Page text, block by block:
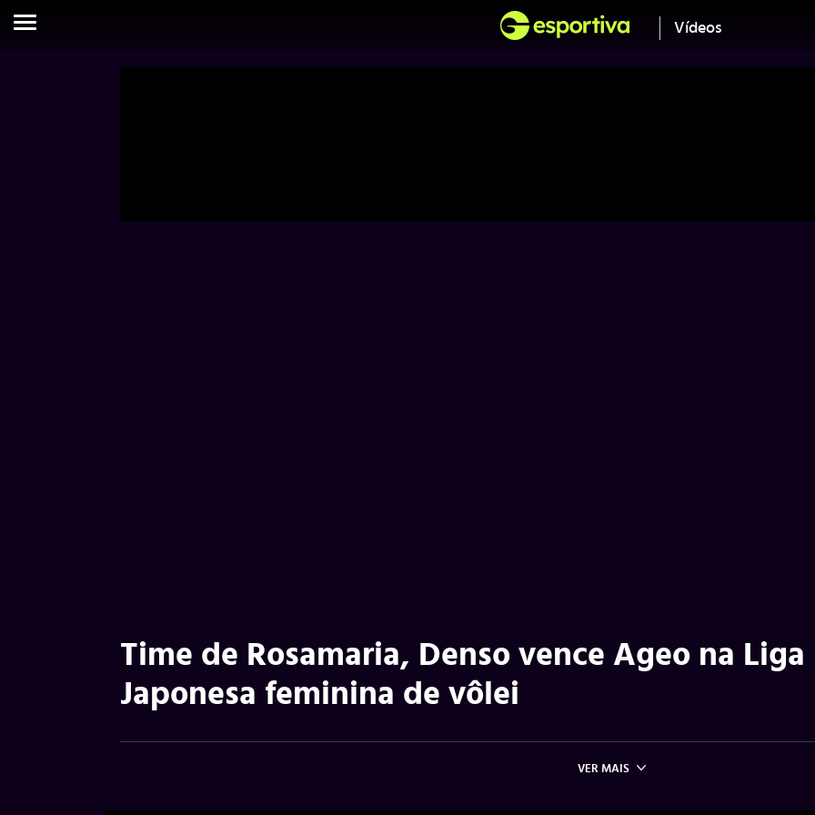
Vídeos
Time de Rosamaria, Denso vence Ageo na Liga
Japonesa feminina de vôlei
VER MAIS